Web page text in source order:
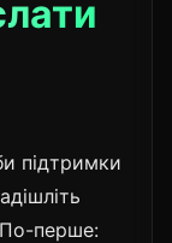
підтримки
По-перше: